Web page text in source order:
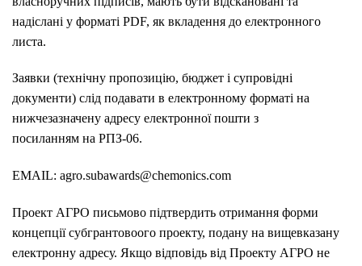
надіслані у форматі PDF, як вкладення до електронного
листа.
Заявки (технічну пропозицію, бюджет і супровідні
документи) слід подавати в електронному форматі на
нижчезазначену адресу електронної пошти з
посиланням на PПЗ-06.
EMAIL: agro.subawards@chemonics.com
Проект АГРО письмово підтвердить отримання форми
концепції субгрантовоого проекту, подану на вищевказану
електронну адресу. Якщо відповідь від Проекту АГРО не